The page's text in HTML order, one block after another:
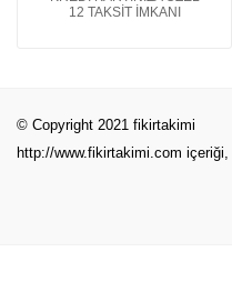
12 TAKSİT İMKANI
© Copyright 2021 fikirtakimi
http://www.fikirtakimi.com içeriği,